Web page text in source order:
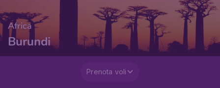
Africa
Burundi
Prenota voli